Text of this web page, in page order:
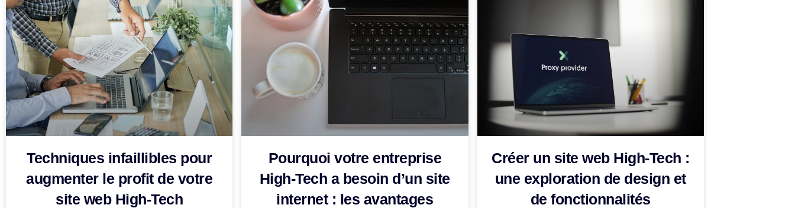
Techniques infaillibles pour
augmenter le profit de votre
site web High-Tech
Pourquoi votre entreprise
High-Tech a besoin d’un site
internet : les avantages
Créer un site web High-Tech :
une exploration de design et
de fonctionnalités